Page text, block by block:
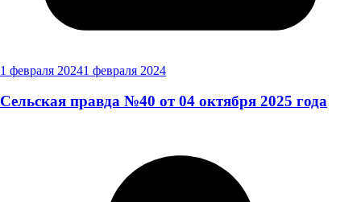
1 февраля 20241 февраля 2024
Сельская правда №40 от 04 октября 2025 года